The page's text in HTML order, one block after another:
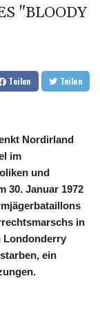
"BLOODY
Teilen Teilen
Nordirland
im
und
30. Januar 1972
in
Londonderry
ein